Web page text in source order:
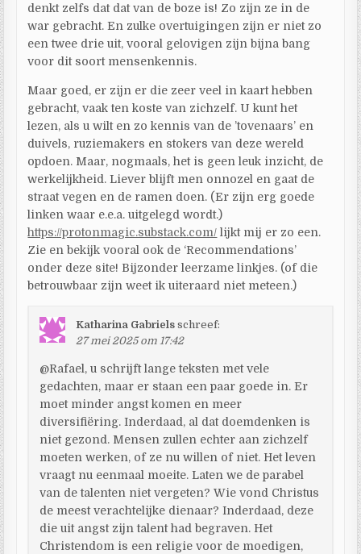
denkt zelfs dat dat van de boze is! Zo zijn ze in de
war gebracht. En zulke overtuigingen zijn er niet zo
een twee drie uit, vooral gelovigen zijn bijna bang
voor dit soort mensenkennis.
Maar goed, er zijn er die zeer veel in kaart hebben
gebracht, vaak ten koste van zichzelf. U kunt het
lezen, als u wilt en zo kennis van de ’tovenaars’ en
duivels, ruziemakers en stokers van deze wereld
opdoen. Maar, nogmaals, het is geen leuk inzicht, de
werkelijkheid. Liever blijft men onnozel en gaat de
straat vegen en de ramen doen. (Er zijn erg goede
linken waar e.e.a. uitgelegd wordt.)
https://protonmagic.substack.com/ lijkt mij er zo een.
Zie en bekijk vooral ook de ‘Recommendations’
onder deze site! Bijzonder leerzame linkjes. (of die
betrouwbaar zijn weet ik uiteraard niet meteen.)
Katharina Gabriels schreef:
27 mei 2025 om 17:42
@Rafael, u schrijft lange teksten met vele
gedachten, maar er staan een paar goede in. Er
moet minder angst komen en meer
diversifiëring. Inderdaad, al dat doemdenken is
niet gezond. Mensen zullen echter aan zichzelf
moeten werken, of ze nu willen of niet. Het leven
vraagt nu eenmaal moeite. Laten we de parabel
van de talenten niet vergeten? Wie vond Christus
de meest verachtelijke dienaar? Inderdaad, deze
die uit angst zijn talent had begraven. Het
Christendom is een religie voor de moedigen,